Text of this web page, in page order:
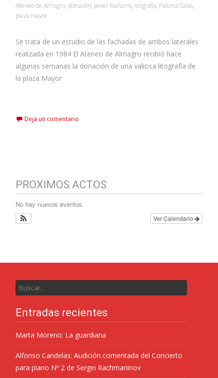
Ateneo de Almagro, donación, Javier Naharro, litografía, Paloma Salas,
plaza mayor
Se trata de un estudio de las fachadas de ambos laterales
realizada en 1984 El Ateneo de Almagro recibió hace
algunas semanas la donación de una valiosa litografía de
la plaza Mayor
Deja un comentario
PROXIMOS ACTOS
No hay nuevos eventos.
Ver Calendario
Entradas recientes
Marta Moreno: La guardiana
Alfonso Candelas: Audición comentada del Concierto
para piano Nº 2 de Sergei Rachmaninov